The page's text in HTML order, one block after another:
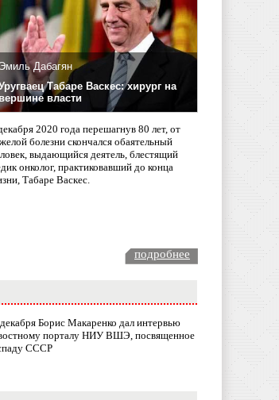
Эмиль Дабагян
Табаре Васкес: хирург на
вершине власти
2020 года перешагнув 80 лет, от
болезни скончался обаятельный
выдающийся деятель, блестящий
онколог, практиковавший до конца
Табаре Васкес.
подробнее
Борис Макаренко дал интервью
порталу НИУ ВШЭ, посвященное
СССР